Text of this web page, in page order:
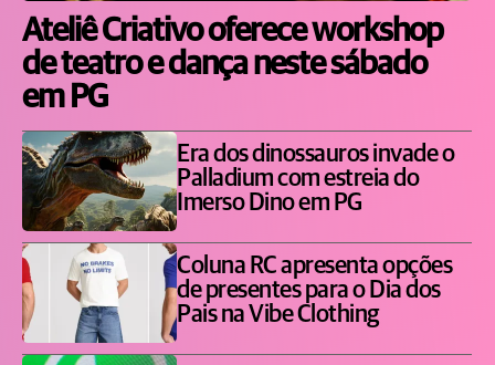
Ateliê Criativo oferece workshop
de teatro e dança neste sábado
em PG
Era dos dinossauros invade o
Palladium com estreia do
Imerso Dino em PG
Coluna RC apresenta opções
de presentes para o Dia dos
Pais na Vibe Clothing